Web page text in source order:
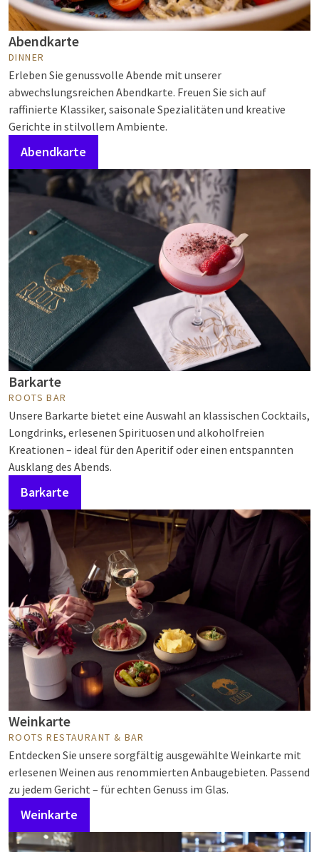
Abendkarte
DINNER
Erleben Sie genussvolle Abende mit unserer
abwechslungsreichen Abendkarte. Freuen Sie sich auf
raffinierte Klassiker, saisonale Spezialitäten und kreative
Gerichte in stilvollem Ambiente.
Abendkarte
Barkarte
ROOTS BAR
Unsere Barkarte bietet eine Auswahl an klassischen Cocktails,
Longdrinks, erlesenen Spirituosen und alkoholfreien
Kreationen – ideal für den Aperitif oder einen entspannten
Ausklang des Abends.
Barkarte
Weinkarte
ROOTS RESTAURANT & BAR
Entdecken Sie unsere sorgfältig ausgewählte Weinkarte mit
erlesenen Weinen aus renommierten Anbaugebieten. Passend
zu jedem Gericht – für echten Genuss im Glas.
Weinkarte